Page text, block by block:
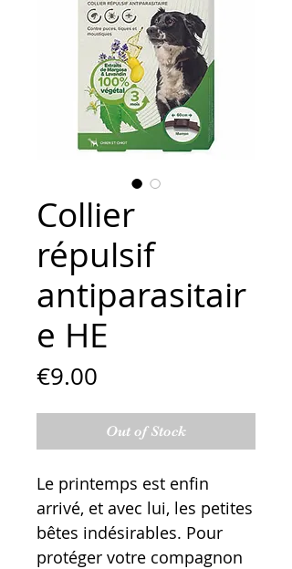
Collier
répulsif
antiparasitair
e HE
€9.00
Out of Stock
Le printemps est enfin
arrivé, et avec lui, les petites
bêtes indésirables. Pour
protéger votre compagnon